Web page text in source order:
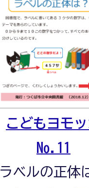
こどもヨモ
No.11
ラベルの正体